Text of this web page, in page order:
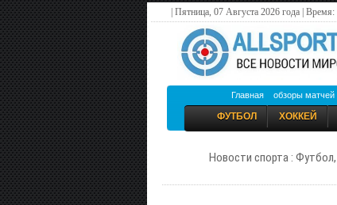
| Пятница, 07 Августа 2026 года | Время:
Главная обзоры матчей
ФУТБОЛ ХОККЕЙ
Новости спорта :